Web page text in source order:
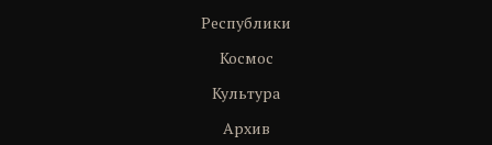
Республики
Космос
Культура
Архив